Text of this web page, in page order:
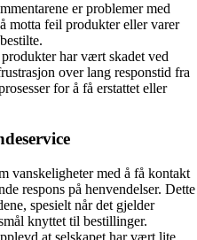
er problemer med
motta feil produkter eller varer
har vært skadet ved
over lang responstid fra
for å få erstattet eller
vanskeligheter med å få kontakt
respons på henvendelser. Dette
spesielt når det gjelder
knyttet til bestillinger.
at selskapet har vært lite